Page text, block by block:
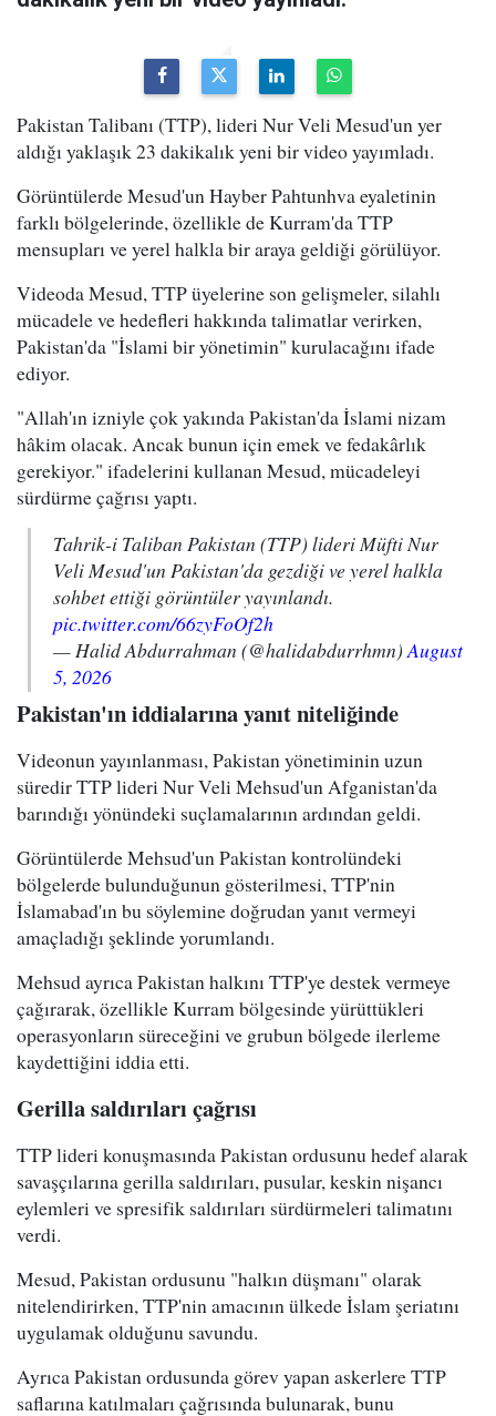
Pakistan Talibanı (TTP), lideri Nur Veli Mesud'un yer
aldığı yaklaşık 23 dakikalık yeni bir video yayımladı.
Görüntülerde Mesud'un Hayber Pahtunhva eyaletinin
farklı bölgelerinde, özellikle de Kurram'da TTP
mensupları ve yerel halkla bir araya geldiği görülüyor.
Videoda Mesud, TTP üyelerine son gelişmeler, silahlı
mücadele ve hedefleri hakkında talimatlar verirken,
Pakistan'da "İslami bir yönetimin" kurulacağını ifade
ediyor.
"Allah'ın izniyle çok yakında Pakistan'da İslami nizam
hâkim olacak. Ancak bunun için emek ve fedakârlık
gerekiyor." ifadelerini kullanan Mesud, mücadeleyi
sürdürme çağrısı yaptı.
Tahrik-i Taliban Pakistan (TTP) lideri Müfti Nur
Veli Mesud'un Pakistan'da gezdiği ve yerel halkla
sohbet ettiği görüntüler yayınlandı.
pic.twitter.com/66zyFoOf2h
— Halid Abdurrahman (@halidabdurrhmn)August
5, 2026
Pakistan'ın iddialarına yanıt niteliğinde
Videonun yayınlanması, Pakistan yönetiminin uzun
süredir TTP lideri Nur Veli Mehsud'un Afganistan'da
barındığı yönündeki suçlamalarının ardından geldi.
Görüntülerde Mehsud'un Pakistan kontrolündeki
bölgelerde bulunduğunun gösterilmesi, TTP'nin
İslamabad'ın bu söylemine doğrudan yanıt vermeyi
amaçladığı şeklinde yorumlandı.
Mehsud ayrıca Pakistan halkını TTP'ye destek vermeye
çağırarak, özellikle Kurram bölgesinde yürüttükleri
operasyonların süreceğini ve grubun bölgede ilerleme
kaydettiğini iddia etti.
Gerilla saldırıları çağrısı
TTP lideri konuşmasında Pakistan ordusunu hedef alarak
savaşçılarına gerilla saldırıları, pusular, keskin nişancı
eylemleri ve spresifik saldırıları sürdürmeleri talimatını
verdi.
Mesud, Pakistan ordusunu "halkın düşmanı" olarak
nitelendirirken, TTP'nin amacının ülkede İslam şeriatını
uygulamak olduğunu savundu.
Ayrıca Pakistan ordusunda görev yapan askerlere TTP
saflarına katılmaları çağrısında bulunarak, bunu